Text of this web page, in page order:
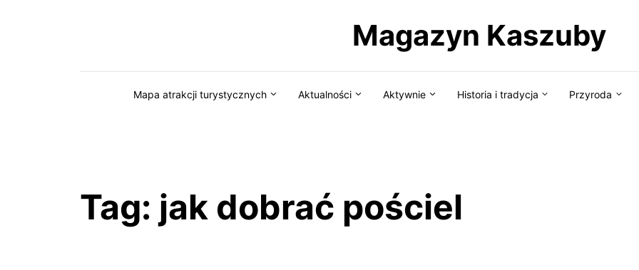
Magazyn Kaszuby
Mapa atrakcji turystycznych Aktualności Aktywnie Historia i tradycja Przyroda
Tag: jak dobrać pościel